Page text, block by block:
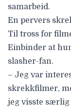
samarbeid.
En pervers
Til tross for
Einbinder at
slasher-fan.
– Jeg var
skrekkfilmer,
jeg visste særlig